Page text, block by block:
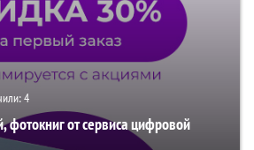
4
фотокниг от сервиса цифровой